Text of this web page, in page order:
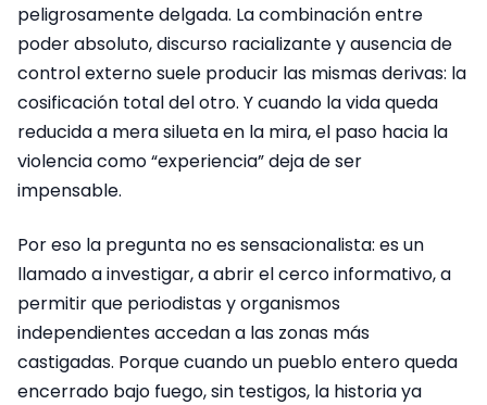
peligrosamente delgada. La combinación entre
poder absoluto, discurso racializante y ausencia de
control externo suele producir las mismas derivas: la
cosificación total del otro. Y cuando la vida queda
reducida a mera silueta en la mira, el paso hacia la
violencia como “experiencia” deja de ser
impensable.
Por eso la pregunta no es sensacionalista: es un
llamado a investigar, a abrir el cerco informativo, a
permitir que periodistas y organismos
independientes accedan a las zonas más
castigadas. Porque cuando un pueblo entero queda
encerrado bajo fuego, sin testigos, la historia ya